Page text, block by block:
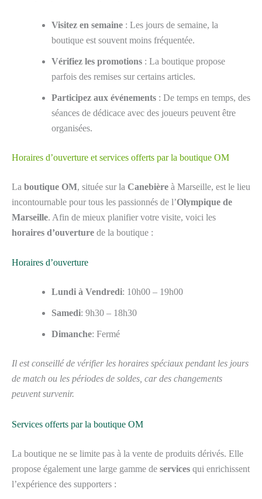
Visitez en semaine : Les jours de semaine, la
boutique est souvent moins fréquentée.
Vérifiez les promotions : La boutique propose
parfois des remises sur certains articles.
Participez aux événements : De temps en temps, des
séances de dédicace avec des joueurs peuvent être
organisées.
Horaires d’ouverture et services offerts par la boutique OM
La boutique OM, située sur la Canebière à Marseille, est le lieu
incontournable pour tous les passionnés de l’Olympique de
Marseille. Afin de mieux planifier votre visite, voici les
horaires d’ouverture de la boutique :
Horaires d’ouverture
Lundi à Vendredi: 10h00 – 19h00
Samedi: 9h30 – 18h30
Dimanche: Fermé
Il est conseillé de vérifier les horaires spéciaux pendant les jours
de match ou les périodes de soldes, car des changements
peuvent survenir.
Services offerts par la boutique OM
La boutique ne se limite pas à la vente de produits dérivés. Elle
propose également une large gamme de services qui enrichissent
l’expérience des supporters :